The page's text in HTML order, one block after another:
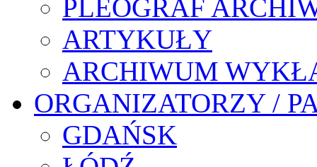
PLEOGRAF
ARTYKUŁY
ARCHIWUM
ORGANIZATORZY /
GDAŃSK